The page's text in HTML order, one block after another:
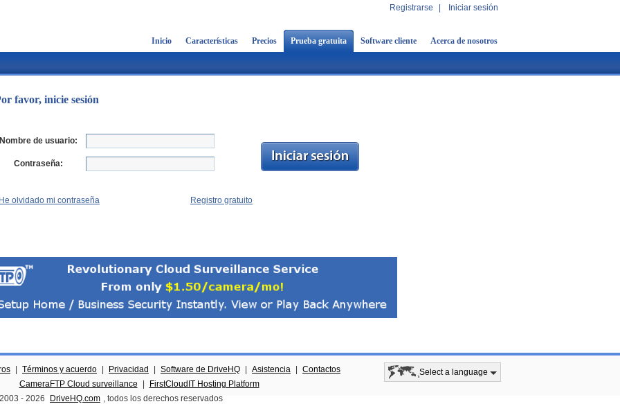
Registrarse Iniciar sesión
Inicio Características Precios Prueba gratuita Software cliente Acerca de nosotros
favor, inicie sesión
de usuario:
Contraseña:
Registro gratuito
olvidado mi contraseña
Términos y acuerdo Privacidad Software de DriveHQ Asistencia
Contactos
CameraFTP Cloud surveillance
FirstCloudIT Hosting Platform
- 2026 DriveHQ.com , todos los derechos reservados
Select a language